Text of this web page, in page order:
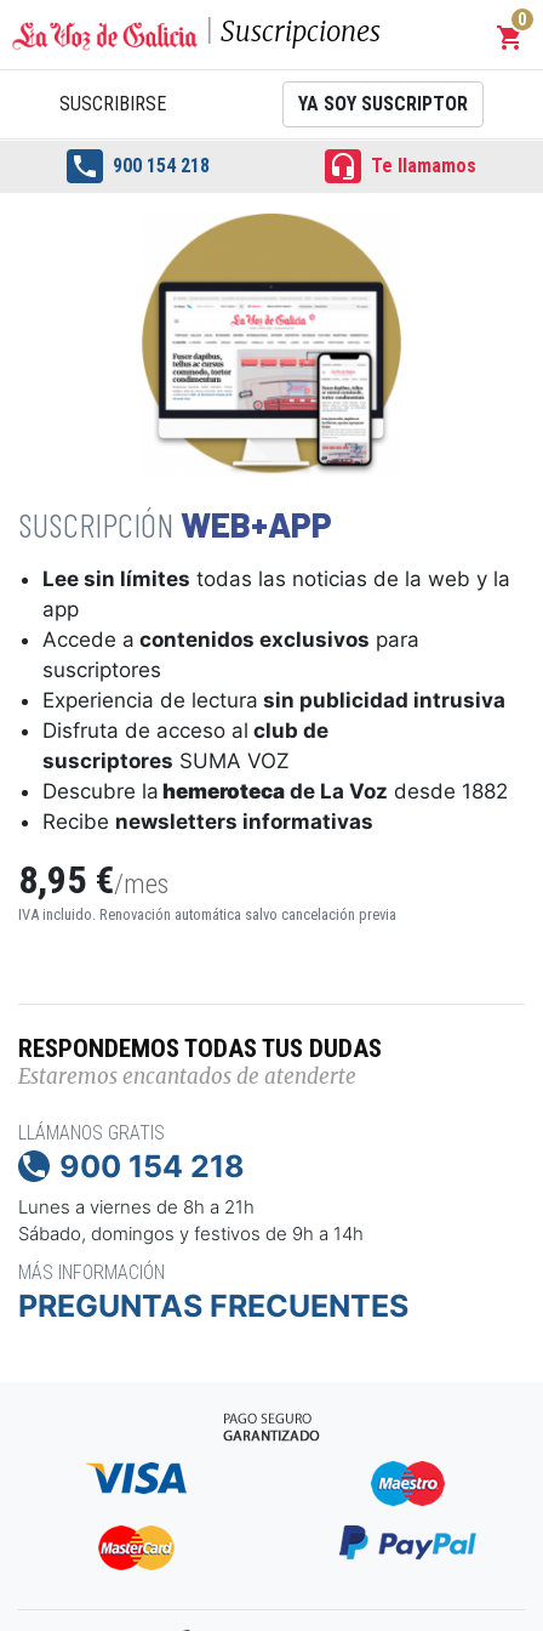
Suscripciones shopping_cart
0
SUSCRIBIRSE YA SOY SUSCRIPTOR
 900 154 218  Te llamamos
WEB+APP
Lee sin límites todas las noticias de la web y la
app
Accede a contenidos exclusivos para
suscriptores
Experiencia de lectura sin publicidad intrusiva
Disfruta de acceso al club de
suscriptores SUMA VOZ
Descubre la hemeroteca de La Voz desde 1882
Recibe newsletters informativas
8,95 €/mes
IVA incluido. Renovación automática salvo cancelación previa
RESPONDEMOS TODAS TUS DUDAS
Estaremos encantados de atenderte
LLÁMANOS GRATIS
 900 154 218
Lunes a viernes de 8h a 21h
Sábado, domingos y festivos de 9h a 14h
MÁS INFORMACIÓN
PREGUNTAS FRECUENTES